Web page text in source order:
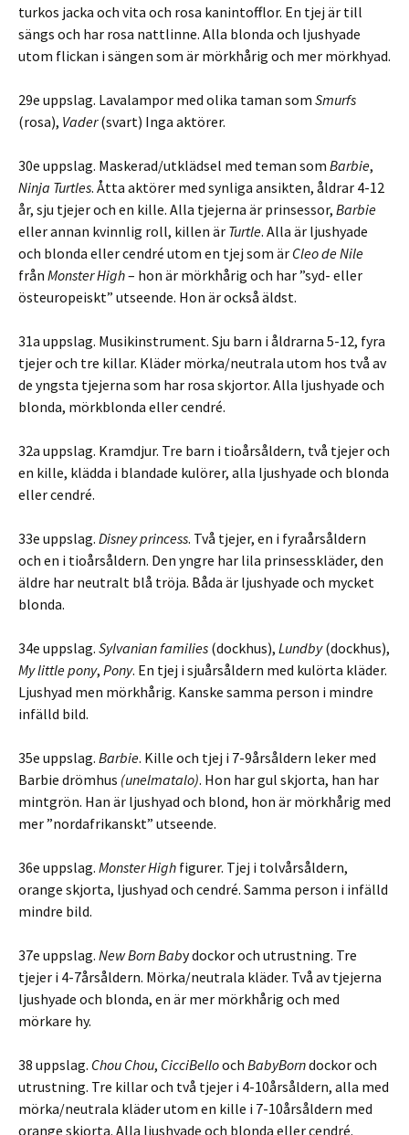
turkos jacka och vita och rosa kanintofflor. En tjej är till
sängs och har rosa nattlinne. Alla blonda och ljushyade
utom flickan i sängen som är mörkhårig och mer mörkhyad.
29e uppslag. Lavalampor med olika taman som Smurfs
(rosa), Vader(svart) Inga aktörer.
30e uppslag. Maskerad/utklädsel med teman som Barbie,
Ninja Turtles. Åtta aktörer med synliga ansikten, åldrar 4-12
år, sju tjejer och en kille. Alla tjejerna är prinsessor, Barbie
eller annan kvinnlig roll, killen är Turtle. Alla är ljushyade
och blonda eller cendré utom en tjej som är Cleo de Nile
från Monster High– hon är mörkhårig och har ”syd- eller
östeuropeiskt” utseende. Hon är också äldst.
31a uppslag. Musikinstrument. Sju barn i åldrarna 5-12, fyra
tjejer och tre killar. Kläder mörka/neutrala utom hos två av
de yngsta tjejerna som har rosa skjortor. Alla ljushyade och
blonda, mörkblonda eller cendré.
32a uppslag. Kramdjur. Tre barn i tioårsåldern, två tjejer och
en kille, klädda i blandade kulörer, alla ljushyade och blonda
eller cendré.
33e uppslag. Disney princess. Två tjejer, en i fyraårsåldern
och en i tioårsåldern. Den yngre har lila prinsesskläder, den
äldre har neutralt blå tröja. Båda är ljushyade och mycket
blonda.
34e uppslag. Sylvanian families (dockhus), Lundby(dockhus),
My little pony, Pony. En tjej i sjuårsåldern med kulörta kläder.
Ljushyad men mörkhårig. Kanske samma person i mindre
infälld bild.
35e uppslag. Barbie. Kille och tjej i 7-9årsåldern leker med
Barbie drömhus (unelmatalo). Hon har gul skjorta, han har
mintgrön. Han är ljushyad och blond, hon är mörkhårig med
mer ”nordafrikanskt” utseende.
36e uppslag. Monster High figurer. Tjej i tolvårsåldern,
orange skjorta, ljushyad och cendré. Samma person i infälld
mindre bild.
37e uppslag. New Born Baby dockor och utrustning. Tre
tjejer i 4-7årsåldern. Mörka/neutrala kläder. Två av tjejerna
ljushyade och blonda, en är mer mörkhårig och med
mörkare hy.
38 uppslag. Chou Chou, CicciBellooch BabyBorndockor och
utrustning. Tre killar och två tjejer i 4-10årsåldern, alla med
mörka/neutrala kläder utom en kille i 7-10årsåldern med
orange skjorta. Alla ljushyade och blonda eller cendré.